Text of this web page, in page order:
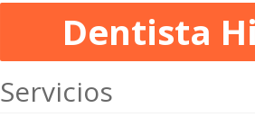
Dentista
Servicios